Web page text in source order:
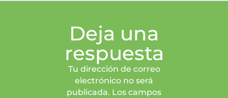
Deja una
respuesta
Tu dirección de correo
electrónico no será
publicada. Los campos